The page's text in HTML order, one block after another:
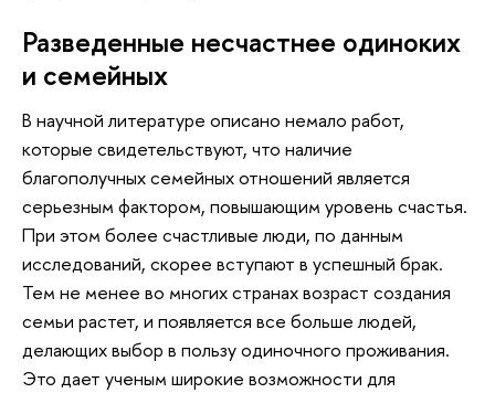
Разведенные несчастнее одиноких
и семейных
В научной литературе описано немало работ,
которые свидетельствуют, что наличие
благополучных семейных отношений является
серьезным фактором, повышающим уровень счастья.
При этом более счастливые люди, по данным
исследований, скорее вступают в успешный брак.
Тем не менее во многих странах возраст создания
семьи растет, и появляется все больше людей,
делающих выбор в пользу одиночного проживания.
Это дает ученым широкие возможности для